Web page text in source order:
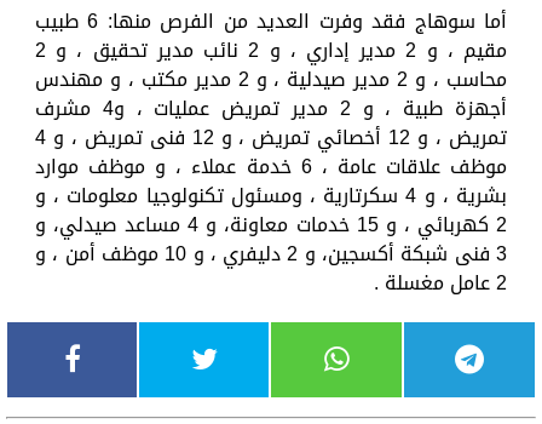
أما سوهاج فقد وفرت العديد من الفرص منها: 6 طبيب
مقيم ، و 2 مدير إداري ، و 2 نائب مدير تحقيق ، و 2
محاسب ، و 2 مدير صيدلية ، و 2 مدير مكتب ، و مهندس
أجهزة طبية ، و 2 مدير تمريض عمليات ، و4 مشرف
تمريض ، و 12 أخصائي تمريض ، و 12 فنى تمريض ، و 4
موظف علاقات عامة ، 6 خدمة عملاء ، و موظف موارد
بشرية ، و 4 سكرتارية ، ومسئول تكنولوجيا معلومات ، و
2 كهربائي ، و 15 خدمات معاونة، و 4 مساعد صيدلي، و
3 فنى شبكة أكسجين، و 2 دليفري ، و 10 موظف أمن ، و
2 عامل مغسلة .